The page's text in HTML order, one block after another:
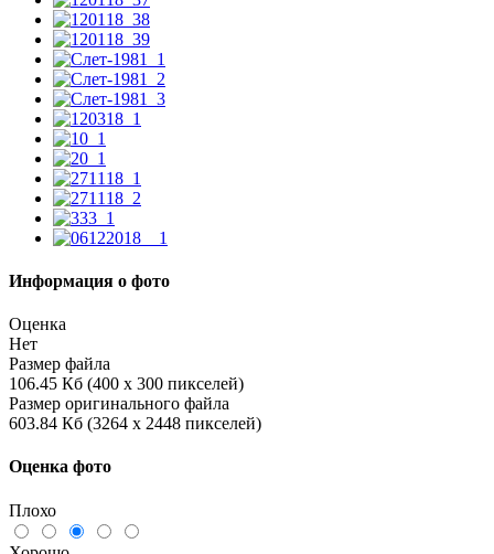
Информация о фото
Оценка
Нет
Размер файла
106.45 Кб (400 x 300 пикселей)
Размер оригинального файла
603.84 Кб (3264 x 2448 пикселей)
Оценка фото
Плохо